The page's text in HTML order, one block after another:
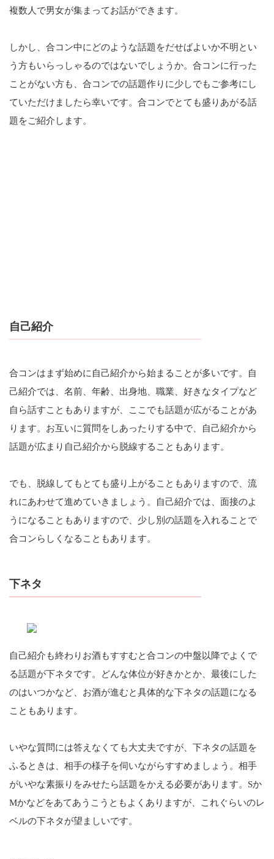
複数人で男女が集まってお話ができます。
しかし、合コン中にどのような話題をだせばよいか不明とい
う方もいらっしゃるのではないでしょうか。合コンに行った
ことがない方も、合コンでの話題作りに少しでもご参考にし
ていただけましたら幸いです。合コンでとても盛りあがる話
題をご紹介します。
自己紹介
合コンはまず始めに自己紹介から始まることが多いです。自
己紹介では、名前、年齢、出身地、職業、好きなタイプなど
自ら話すこともありますが、ここでも話題が広がることがあ
ります。お互いに質問をしあったりする中で、自己紹介から
話題が広まり自己紹介から脱線することもあります。
でも、脱線してもとても盛り上がることもありますので、流
れにあわせて進めていきましょう。自己紹介では、面接のよ
うになることもありますので、少し別の話題を入れることで
合コンらしくなることもあります。
下ネタ
自己紹介も終わりお酒もすすむと合コンの中盤以降でよくで
る話題が下ネタです。どんな体位が好きかとか、最後にした
のはいつかなど、お酒が進むと具体的な下ネタの話題になる
こともあります。
いやな質問には答えなくても大丈夫ですが、下ネタの話題を
ふるときは、相手の様子を伺いながらすすめましょう。相手
がいやな素振りをみせたら話題をかえる必要があります。Sか
Mかなどをあてあうこうともよくありますが、これぐらいのレ
ベルの下ネタが望ましいです。